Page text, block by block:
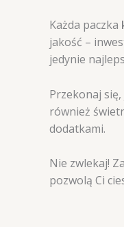
Każda paczka
jakość –
jedynie
Przekonaj
również
dodatkami.
Nie zwlekaj!
pozwolą Ci